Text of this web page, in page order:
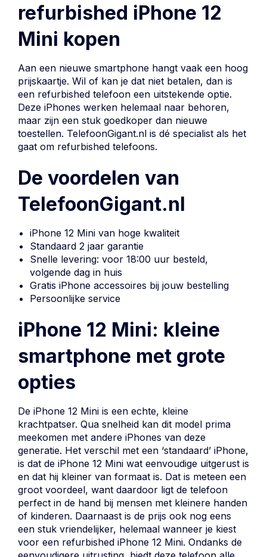
refurbished iPhone 12
Mini kopen
Aan een nieuwe smartphone hangt vaak een hoog
prijskaartje. Wil of kan je dat niet betalen, dan is
een refurbished telefoon een uitstekende optie.
Deze iPhones werken helemaal naar behoren,
maar zijn een stuk goedkoper dan nieuwe
toestellen. TelefoonGigant.nl is dé specialist als het
gaat om refurbished telefoons.
De voordelen van
TelefoonGigant.nl
iPhone 12 Mini van hoge kwaliteit
Standaard 2 jaar garantie
Snelle levering: voor 18:00 uur besteld,
volgende dag in huis
Gratis iPhone accessoires bij jouw bestelling
Persoonlijke service
iPhone 12 Mini: kleine
smartphone met grote
opties
De iPhone 12 Mini is een echte, kleine
krachtpatser. Qua snelheid kan dit model prima
meekomen met andere iPhones van deze
generatie. Het verschil met een ‘standaard’ iPhone,
is dat de iPhone 12 Mini wat eenvoudige uitgerust is
en dat hij kleiner van formaat is. Dat is meteen een
groot voordeel, want daardoor ligt de telefoon
perfect in de hand bij mensen met kleinere handen
of kinderen. Daarnaast is de prijs ook nog eens
een stuk vriendelijker, helemaal wanneer je kiest
voor een refurbished iPhone 12 Mini. Ondanks de